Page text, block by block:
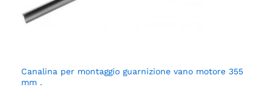
Canalina per montaggio guarnizione vano motore 355
mm .